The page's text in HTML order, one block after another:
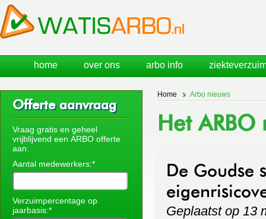
Home Arbo nieuws
Het
De Goudse
Geplaatst op 13
Offerte aanvraag
Vraag gratis en geheel
vrijblijvend een ARBO offerte
aan.
Aantal medewerkers:*
Verzuimpercentage op
jaarbasis:*
home over ons arbo info